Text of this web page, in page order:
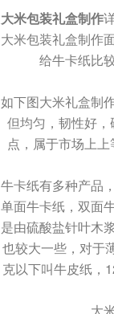
大米包装礼盒制作
大米包装礼盒制作
给牛卡纸比
如下图大米礼盒制
但均匀，韧性好
点，属于市场上
牛卡纸有多种产品
单面牛卡纸，双面
是由硫酸盐针叶木
也较大一些，对于
克以下叫牛皮纸，